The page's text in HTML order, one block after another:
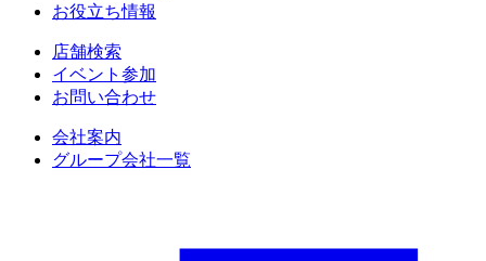
お役立ち情報
店舗検索
イベント参加
お問い合わせ
会社案内
グループ会社一覧